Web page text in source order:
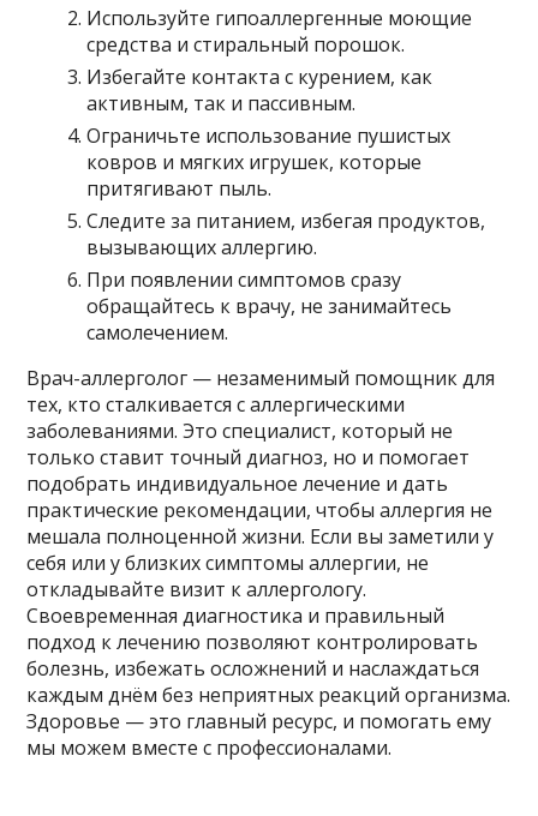
Используйте гипоаллергенные моющие
средства и стиральный порошок.
Избегайте контакта с курением, как
активным, так и пассивным.
Ограничьте использование пушистых
ковров и мягких игрушек, которые
притягивают пыль.
Следите за питанием, избегая продуктов,
вызывающих аллергию.
При появлении симптомов сразу
обращайтесь к врачу, не занимайтесь
самолечением.
Врач-аллерголог — незаменимый помощник для
тех, кто сталкивается с аллергическими
заболеваниями. Это специалист, который не
только ставит точный диагноз, но и помогает
подобрать индивидуальное лечение и дать
практические рекомендации, чтобы аллергия не
мешала полноценной жизни. Если вы заметили у
себя или у близких симптомы аллергии, не
откладывайте визит к аллергологу.
Своевременная диагностика и правильный
подход к лечению позволяют контролировать
болезнь, избежать осложнений и наслаждаться
каждым днём без неприятных реакций организма.
Здоровье — это главный ресурс, и помогать ему
мы можем вместе с профессионалами.